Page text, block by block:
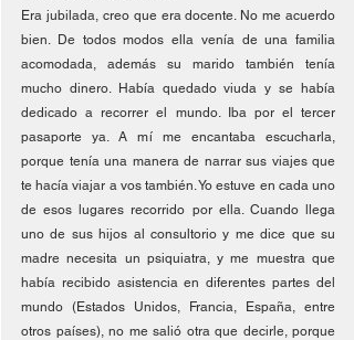
Era jubilada, creo que era docente. No me acuerdo
bien. De todos modos ella venía de una familia
acomodada, además su marido también tenía
mucho dinero. Había quedado viuda y se había
dedicado a recorrer el mundo. Iba por el tercer
pasaporte ya. A mí me encantaba escucharla,
porque tenía una manera de narrar sus viajes que
te hacía viajar a vos también. Yo estuve en cada uno
de esos lugares recorrido por ella. Cuando llega
uno de sus hijos al consultorio y me dice que su
madre necesita un psiquiatra, y me muestra que
había recibido asistencia en diferentes partes del
mundo (Estados Unidos, Francia, España, entre
otros países), no me salió otra que decirle, porque